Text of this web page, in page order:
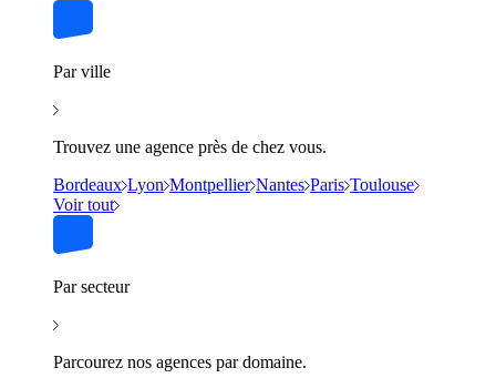
Par ville
Trouvez une agence près de chez vous.
Bordeaux Lyon Montpellier Nantes Paris Toulouse
Voir tout
Par secteur
Parcourez nos agences par domaine.